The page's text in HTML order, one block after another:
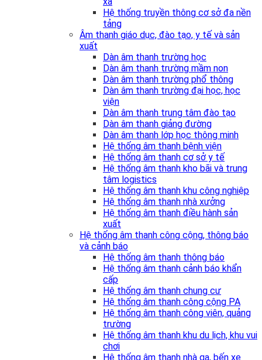
Hệ thống truyền thông cơ sở đa nền
tảng
Âm thanh giáo dục, đào tạo, y tế và sản
xuất
Dàn âm thanh trường học
Dàn âm thanh trường mầm non
Dàn âm thanh trường phổ thông
Dàn âm thanh trường đại học, học
viện
Dàn âm thanh trung tâm đào tạo
Dàn âm thanh giảng đường
Dàn âm thanh lớp học thông minh
Hệ thống âm thanh bệnh viện
Hệ thống âm thanh cơ sở y tế
Hệ thống âm thanh kho bãi và trung
tâm logistics
Hệ thống âm thanh khu công nghiệp
Hệ thống âm thanh nhà xưởng
Hệ thống âm thanh điều hành sản
xuất
Hệ thống âm thanh công cộng, thông báo
và cảnh báo
Hệ thống âm thanh thông báo
Hệ thống âm thanh cảnh báo khẩn
cấp
Hệ thống âm thanh chung cư
Hệ thống âm thanh công cộng PA
Hệ thống âm thanh công viên, quảng
trường
Hệ thống âm thanh khu du lịch, khu vui
chơi
Hệ thống âm thanh nhà ga, bến xe